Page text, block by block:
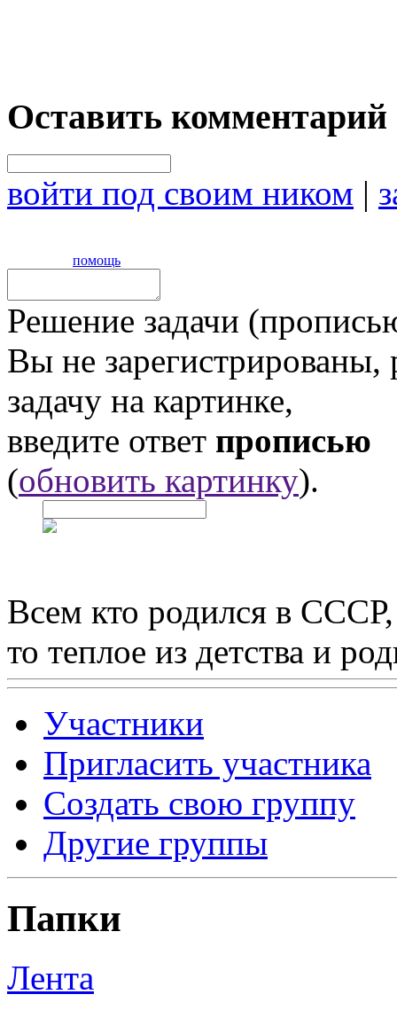
Оставить комментарий
войти под своим ником |
помощь
Решение задачи
Вы не
задачу на картинке,
введите ответ прописью
(обновить картинку).
Всем кто родился в
то теплое из детства и
Участники
Пригласить участника
Создать свою группу
Другие группы
Папки
Лента